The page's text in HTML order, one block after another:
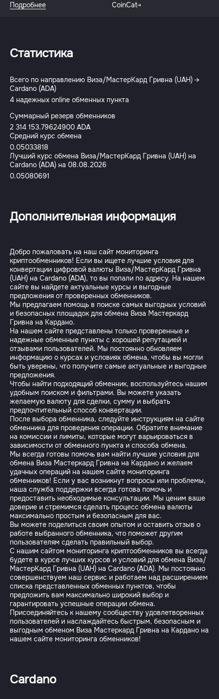
Подробнее
CoinCat
Статистика
Всего по направлению Виза/МастерКард Гривна (UAH) →
Cardano (ADA)
4 надежных online обменных пункта
Суммарный резерв обменников
2 314 153.79624900 ADA
Средний курс обмена
0.05033818
Лучший курс обмена Виза/МастерКард Гривна (UAH) на
Cardano (ADA) на 08.08.2026
0.05080691
Дополнительная информация
Добро пожаловать на наш сайт мониторинга
криптообменников! Если вы ищете лучшие условия для
конвертации цифровой валюты Виза/МастерКард Гривна
(UAH) на Cardano (ADA), то вы попали по адресу. На нашем
сайте вы найдете актуальные курсы и выгодные
предложения от проверенных обменников.
Мы предлагаем помощь в поиске самых выгодных условий
и безопасных площадок для обмена Виза Мастеркард
Гривна на Кардано.
На нашем сайте представлены только проверенные и
надежные обменные пункты с хорошей репутацией и
отзывами пользователей. Мы постоянно обновляем
информацию о курсах и условиях обмена, чтобы вы могли
быть уверены, что получите самые актуальные и выгодные
предложения.
Чтобы найти подходящий обменник, воспользуйтесь нашим
удобным поиском и фильтрами. Вы можете указать
желаемую валюту для сделки, сумму и выбрать
предпочтительный способ конвертации.
После выбора обменника, следуйте инструкциям на сайте
обменника для проведения операции. Обратите внимание
на комиссии и лимиты, которые могут варьироваться в
зависимости от обменного пункта и способа обмена.
Мы всегда готовы помочь вам найти лучшие условия для
обмена Виза Мастеркард Гривна на Кардано и желаем
удачных операций на нашем сайте мониторинга
обменников! Если у вас возникнут вопросы или проблемы,
наша служба поддержки всегда готова помочь и
предоставить необходимые консультации. Мы ценим ваше
доверие и стремимся сделать процесс обмена валюты
максимально простым и безопасным для вас.
Вы можете поделиться своим опытом и оставить отзыв о
работе выбранного обменника, что поможет другим
пользователям сделать правильный выбор.
С нашим сайтом мониторинга криптообменников вы всегда
будете в курсе лучших курсов и условий для обмена Виза/
МастерКард Гривна (UAH) на Cardano (ADA). Мы постоянно
совершенствуем наш сервис и работаем над расширением
списка представленных обменных пунктов, чтобы
предложить вам максимально широкий выбор и
гарантировать успешные операции обмена.
Присоединяйтесь к нашему сообществу удовлетворенных
пользователей и наслаждайтесь быстрым, безопасным и
выгодным обменом Виза Мастеркард Гривна на Кардано на
Cardano